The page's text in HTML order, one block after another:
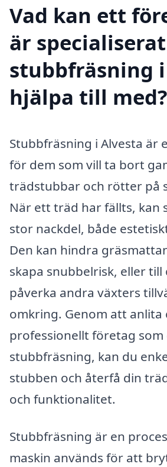
Vad kan ett
är
stubbfräsning
hjälpa till med?
Stubbfräsning i Alvesta är
för dem som vill ta bort
trädstubbar och rötter på
När ett träd har fällts, kan
stor nackdel, både
Den kan hindra
skapa snubbelrisk, eller till
påverka andra växters
omkring. Genom att anlita
professionellt företag
stubbfräsning, kan du
stubben och återfå din
och funktionalitet.
Stubbfräsning är en
maskin används för att